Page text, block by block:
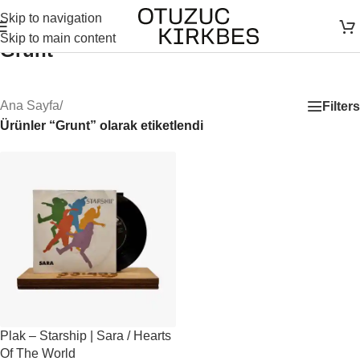
Skip to navigation
Skip to main content
Grunt
Ana Sayfa/
Ürünler “Grunt” olarak etiketlendi
Filters
Plak – Starship | Sara / Hearts
Of The World